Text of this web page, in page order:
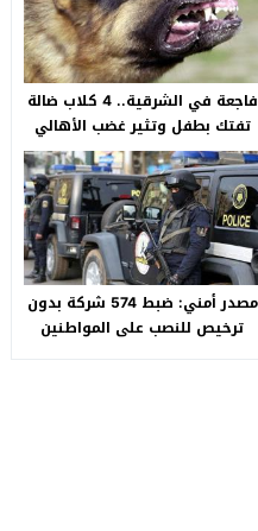
فاجعة في الشرقية.. 4 كلاب ضالة
تفتك بطفل وتثير غضب الأهالي
بالصالحية الجديدة
مصدر أمني: ضبط 574 شركة بدون
ترخيص للنصب على المواطنين